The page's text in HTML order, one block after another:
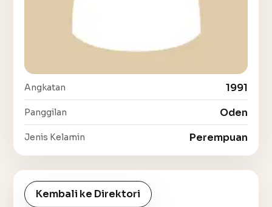
Angkatan 1991
Panggilan Oden
Jenis Kelamin Perempuan
Kembali ke Direktori